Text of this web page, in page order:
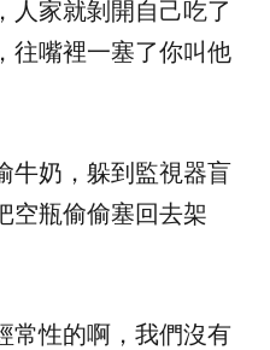
人家就剝開自己吃了
往嘴裡一塞了你叫他
牛奶，躲到監視器盲
空瓶偷偷塞回去架
常性的啊，我們沒有